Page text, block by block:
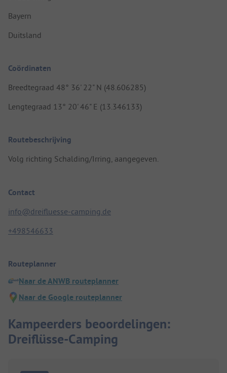
Bayern
Duitsland
Coördinaten
Breedtegraad 48° 36' 22" N (48.606285)
Lengtegraad 13° 20' 46" E (13.346133)
Routebeschrijving
Volg richting Schalding/Irring, aangegeven.
Contact
info@dreifluesse-camping.de
+498546633
Routeplanner
Naar de ANWB routeplanner
Naar de Google routeplanner
Kampeerders beoordelingen:
Dreiflüsse-Camping